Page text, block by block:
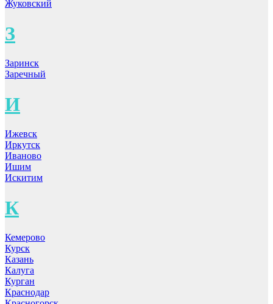
Жуковский
З
Заринск
Заречный
И
Ижевск
Иркутск
Иваново
Ишим
Искитим
К
Кемерово
Курск
Казань
Калуга
Курган
Краснодар